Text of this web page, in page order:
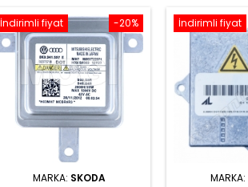
-20%
İndirimli fiyat
MARKA: SKODA
İndirimli fiyat
MARKA: